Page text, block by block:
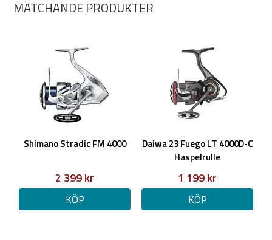
MATCHANDE PRODUKTER
Shimano Stradic FM 4000
2 399 kr
KÖP
Daiwa 23 Fuego LT 4000D-C
Haspelrulle
1 199 kr
KÖP